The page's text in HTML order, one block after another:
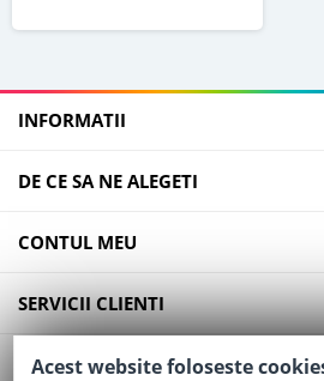
INFORMATII
DE CE SA NE ALEGETI
CONTUL MEU
SERVICII CLIENTI
CONTACT
Acest website foloseste